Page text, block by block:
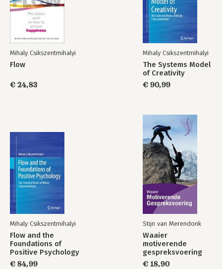
Flow Flow
Mihaly Csikszentmihalyi
Flow
€ 24,83
Mihaly Csikszentmihalyi
The Systems Model
of Creativity
€ 90,99
Mihaly Csikszentmihalyi
Flow and the
Foundations of
Positive Psychology
€ 84,99
Stijn van Merendonk
Waaier
motiverende
gespreksvoering
€ 18,90